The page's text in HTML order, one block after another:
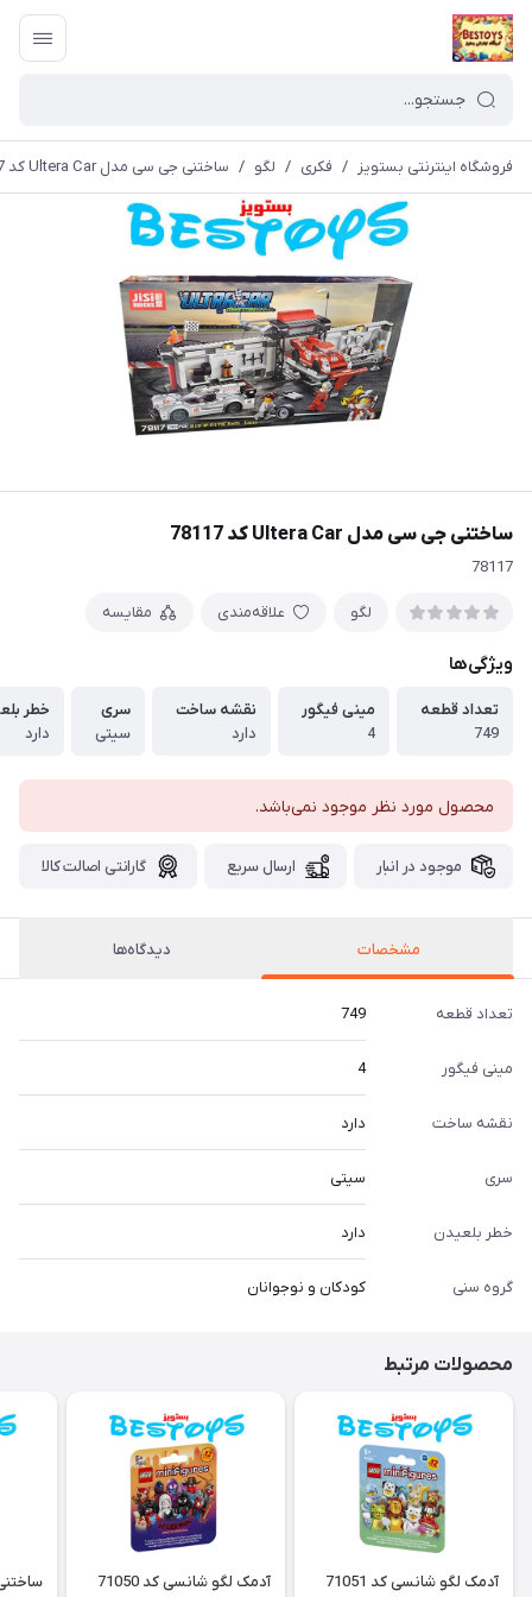
فروشگاه اینترنتی بستویز / فکری / لگو / ساختنی جی سی مدل Ultera Car کد 78117
ساختنی جی سی مدل Ultera Car کد 78117
78117
لگو علاقه‌مندی مقایسه
ویژگی‌ها
تعداد قطعه
749
مینی فیگور
4
نقشه ساخت
دارد
سری
سیتی
خطر
دارد
محصول مورد نظر موجود نمی‌باشد.
موجود در انبار ارسال سریع گارانتی اصالت کالا
مشخصات دیدگاه‌ها
تعداد قطعه 749
مینی فیگور 4
نقشه ساخت دارد
سری سیتی
خطر بلعیدن دارد
گروه سنی کودکان و نوجوانان
محصولات مرتبط
آدمک لگو شانسی کد 71051 آدمک لگو شانسی کد 71050